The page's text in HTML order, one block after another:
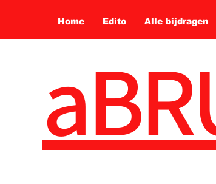
Home Edito Alle bijdragen